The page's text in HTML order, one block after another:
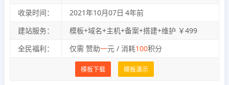
收录时间：
2021年10月07日 4年前
建站服务：
模板+域名+主机+备案+搭建+维护 ￥499
全民福利：
仅需 赞助一元 / 消耗100积分
模板下载 模板演示